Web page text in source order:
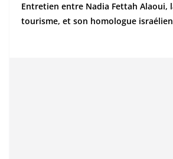
Entretien entre Nadia Fettah Alaoui,
tourisme, et son homologue israélien